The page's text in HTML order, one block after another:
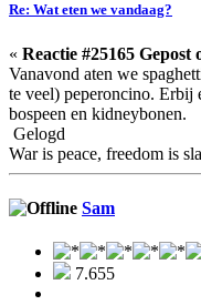
Re: Wat eten we vandaag?
« Reactie #25165 Gepost
Vanavond aten we
te veel) peperoncino. Erbij
bospeen en kidneybonen.
Gelogd
War is peace, freedom is
Sam
7.655